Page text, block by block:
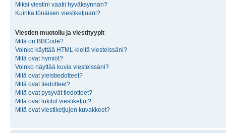
Miksi viestini vaatii hyväksynnän?
Kuinka tönäisen viestiketjuani?
Viestien muotoilu ja viestityypit
Mitä on BBCode?
Voinko käyttää HTML-kieltä viesteissäni?
Mitä ovat hymiöt?
Voinko näyttää kuvia viesteissäni?
Mitä ovat yleistiedotteet?
Mitä ovat tiedotteet?
Mitä ovat pysyvät tiedotteet?
Mitä ovat lukitut viestiketjut?
Mitä ovat viestiketjujen kuvakkeet?